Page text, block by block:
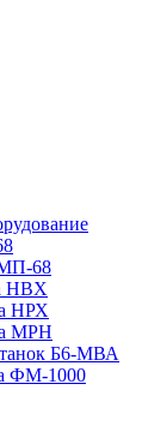
МП-68
НВХ
НРХ
МРН
Б6-МВА
ФМ-1000